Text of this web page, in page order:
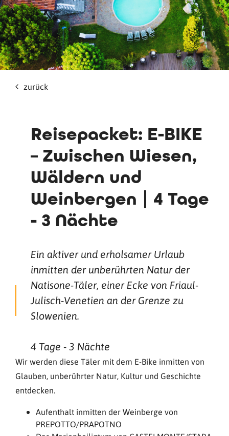
zurück
Reisepacket: E-BIKE
– Zwischen Wiesen,
Wäldern und
Weinbergen | 4 Tage
- 3 Nächte
Ein aktiver und erholsamer Urlaub
inmitten der unberührten Natur der
Natisone-Täler, einer Ecke von Friaul-
Julisch-Venetien an der Grenze zu
Slowenien.
4 Tage - 3 Nächte
Wir werden diese Täler mit dem E-Bike inmitten von
Glauben, unberührter Natur, Kultur und Geschichte
entdecken.
Aufenthalt inmitten der Weinberge von
PREPOTTO/PRAPOTNO